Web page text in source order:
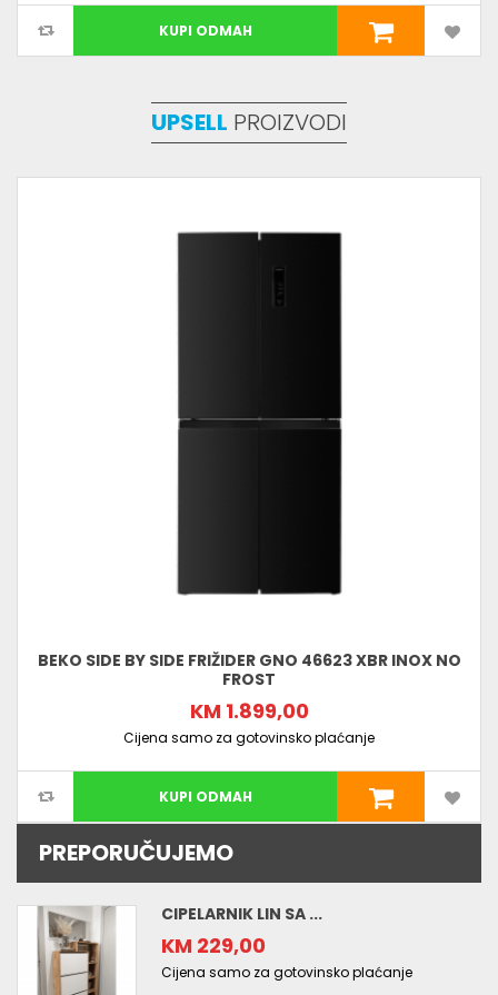
KUPI ODMAH
UPSELL PROIZVODI
BEKO SIDE BY SIDE FRIŽIDER GNO 46623 XBR INOX NO
FROST
KM 1.899,00
Cijena samo za gotovinsko plaćanje
KUPI ODMAH
PREPORUČUJEMO
CIPELARNIK LIN SA ...
KM 229,00
Cijena samo za gotovinsko plaćanje